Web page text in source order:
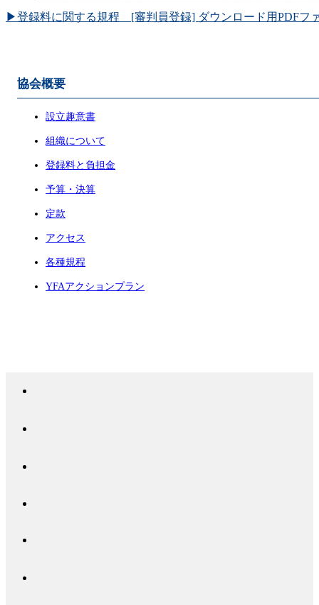
▶登録料に関する規程 [審判員登録] ダウンロード用PDFフ
協会概要
設立趣意書
組織について
登録料と負担金
予算・決算
定款
アクセス
各種規程
YFAアクションプラン